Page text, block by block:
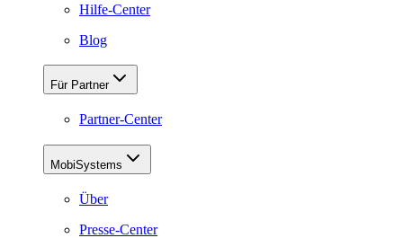
Hilfe-Center
Blog
Für Partner
Partner-Center
MobiSystems
Über
Presse-Center